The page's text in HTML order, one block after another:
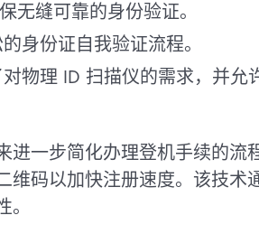
无缝可靠的身份验证。
身份证自我验证流程。
物理 ID 扫描仪的需求，并允
进一步简化办理登机手续的流
维码以加快注册速度。该技术